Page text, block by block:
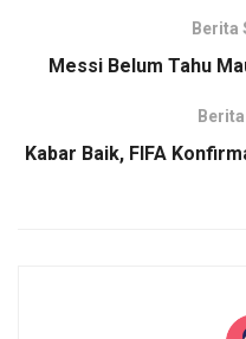
Berita
Messi Belum Tahu
Kabar Baik, FIFA